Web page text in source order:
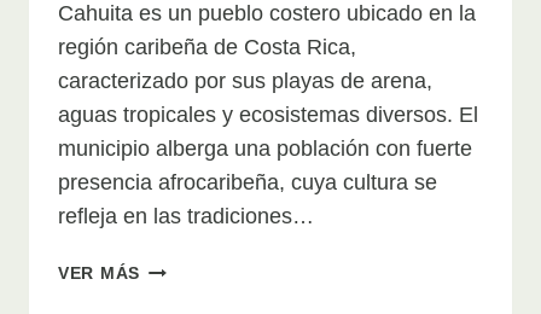
Cahuita es un pueblo costero ubicado en la
región caribeña de Costa Rica,
caracterizado por sus playas de arena,
aguas tropicales y ecosistemas diversos. El
municipio alberga una población con fuerte
presencia afrocaribeña, cuya cultura se
refleja en las tradiciones…
VER MÁS EXPLORANDO